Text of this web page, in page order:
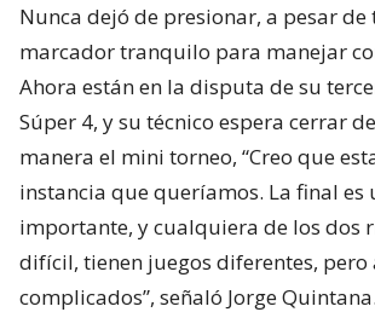
Nunca dejó de presionar, a pesar de
marcador tranquilo para manejar
Ahora están en la disputa de su
Súper 4, y su técnico espera cerrar
manera el mini torneo, “Creo que
instancia que queríamos. La final es
importante, y cualquiera de los dos
difícil, tienen juegos diferentes, pero
complicados”, señaló Jorge Quintana.